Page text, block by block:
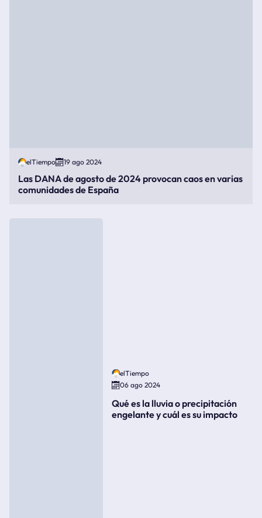
elTiempo 19 ago 2024
Las DANA de agosto de 2024 provocan caos en varias
comunidades de España
elTiempo
06 ago 2024
Qué es la lluvia o precipitación
engelante y cuál es su impacto